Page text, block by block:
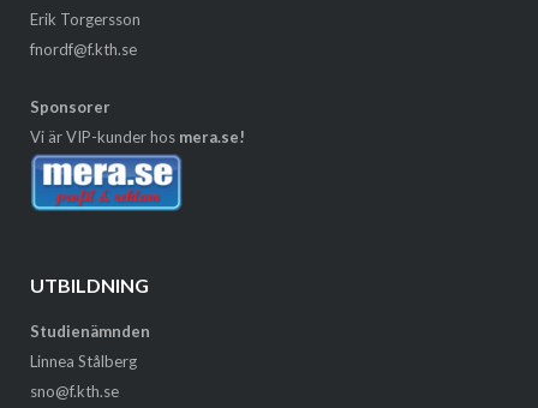
Erik Torgersson
fnordf@f.kth.se
Sponsorer
Vi är VIP-kunder hos mera.se!
UTBILDNING
Studienämnden
Linnea Stålberg
sno@f.kth.se